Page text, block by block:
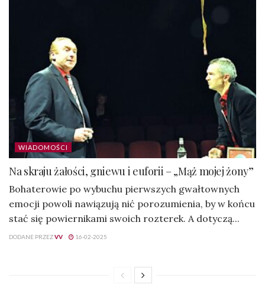
WIADOMOŚCI
Na skraju żałości, gniewu i euforii – „Mąż mojej żony”
Bohaterowie po wybuchu pierwszych gwałtownych
emocji powoli nawiązują nić porozumienia, by w końcu
stać się powiernikami swoich rozterek. A dotyczą...
DODANE PRZEZVV 16-02-2025